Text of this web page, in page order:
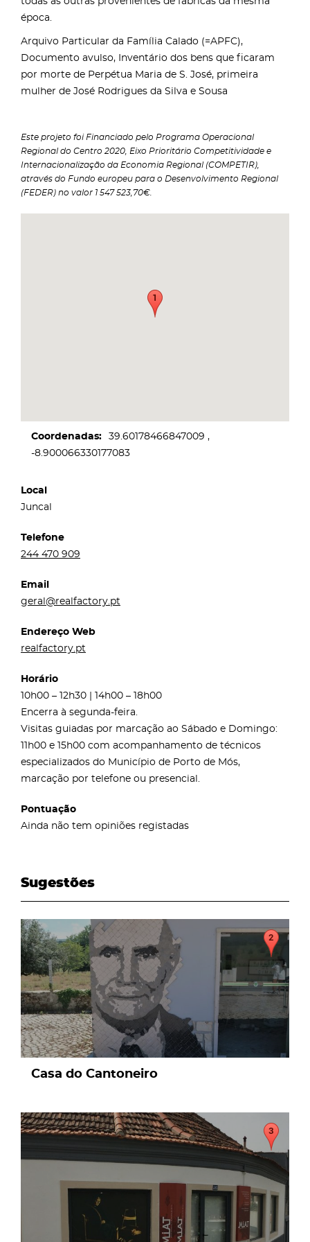
época.
Arquivo Particular da Família Calado (=APFC),
Documento avulso, Inventário dos bens que ficaram
por morte de Perpétua Maria de S. José, primeira
mulher de José Rodrigues da Silva e Sousa
Este projeto foi Financiado pelo Programa Operacional
Regional do Centro 2020, Eixo Prioritário Competitividade e
Internacionalização da Economia Regional (COMPETIR),
através do Fundo europeu para o Desenvolvimento Regional
(FEDER) no valor 1 547 523,70€.
Coordenadas
39.60178466847009
-8.900066330177083
Local
Juncal
Telefone
244 470 909
Email
geral@realfactory.pt
Endereço Web
realfactory.pt
Horário
10h00 – 12h30 | 14h00 – 18h00
Encerra à segunda-feira.
Visitas guiadas por marcação ao Sábado e Domingo:
11h00 e 15h00 com acompanhamento de técnicos
especializados do Município de Porto de Mós,
marcação por telefone ou presencial.
Pontuação
Ainda não tem opiniões registadas
Sugestões
page
Casa do Cantoneiro
page